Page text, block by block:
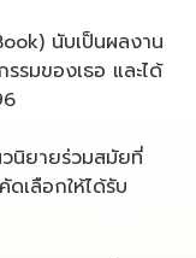
นับเป็นผลงาน
รมของเธอ และได้
นิยายร่วมสมัยที่
เลือกให้ได้รับ